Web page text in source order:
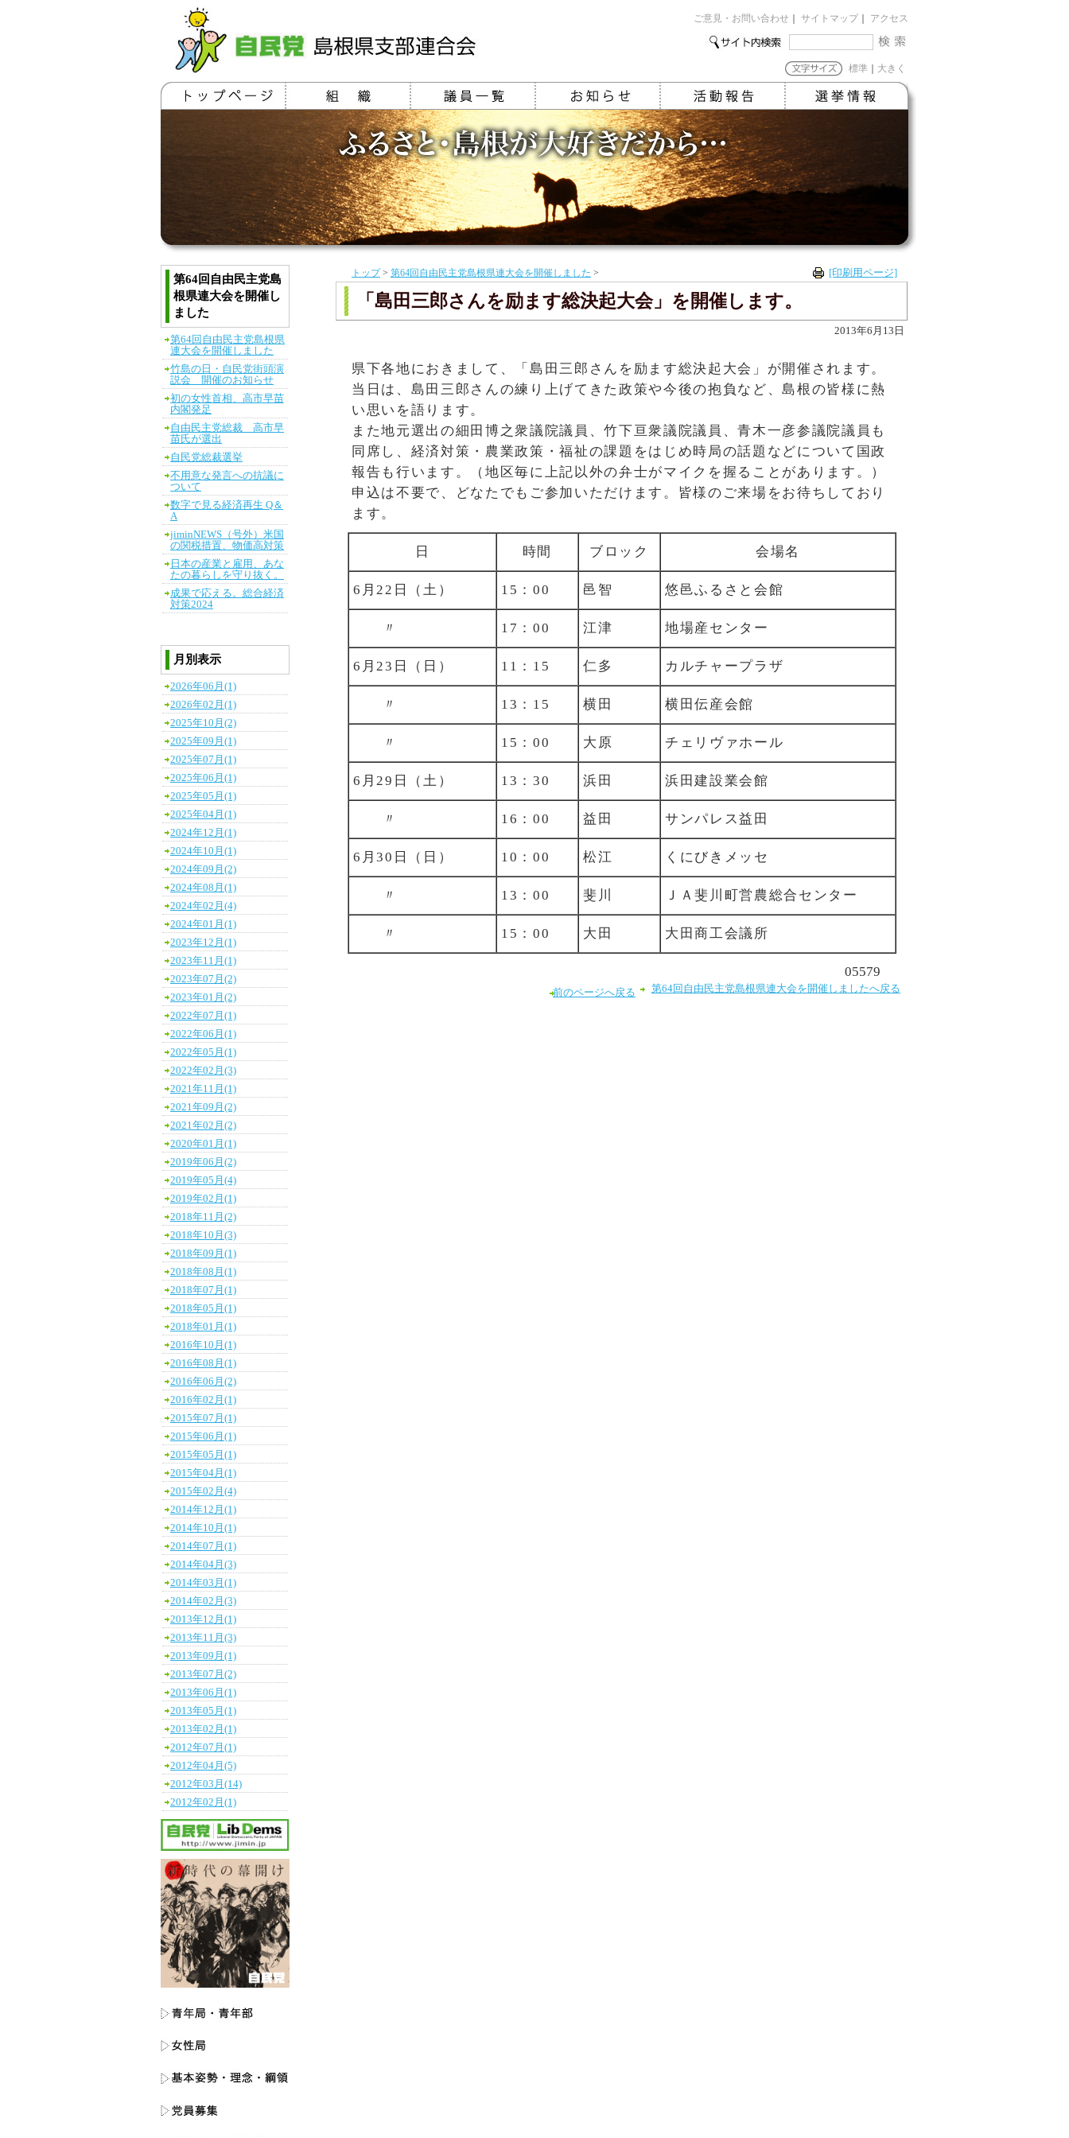
ご意見・お問い合わせ サイトマップ アクセス
標準 大きく
[印刷用ページ]
トップ> 第64回自由民主党島根県連大会を開催しました >
「島田三郎さんを励ます総決起大会」を開催します。
2013年6月13日
県下各地におきまして、「島田三郎さんを励ます総決起大会」が開催されます。
当日は、島田三郎さんの練り上げてきた政策や今後の抱負など、島根の皆様に熱
い思いを語ります。
また地元選出の細田博之衆議院議員、竹下亘衆議院議員、青木一彦参議院議員も
同席し、経済対策・農業政策・福祉の課題をはじめ時局の話題などについて国政
報告も行います。（地区毎に上記以外の弁士がマイクを握ることがあります。）
申込は不要で、どなたでもご参加いただけます。皆様のご来場をお待ちしており
ます。
日 時間 ブロック 会場名
6月22日（土） 15：00 邑智 悠邑ふるさと会館
〃 17：00 江津 地場産センター
6月23日（日） 11：15 仁多 カルチャープラザ
〃 13：15 横田 横田伝産会館
〃 15：00 大原 チェリヴァホール
6月29日（土） 13：30 浜田 浜田建設業会館
〃 16：00 益田 サンパレス益田
6月30日（日） 10：00 松江 くにびきメッセ
〃 13：00 斐川 ＪＡ斐川町営農総合センター
〃 15：00 大田 大田商工会議所
05579
第64回自由民主党島根県連大会を開催しましたへ戻る
前のページへ戻る
第64回自由民主党島
根県連大会を開催し
ました
第64回自由民主党島根県
連大会を開催しました
竹島の日・自民党街頭演
説会 開催のお知らせ
初の女性首相、高市早苗
内閣発足
自由民主党総裁 高市早
苗氏が選出
自民党総裁選挙
不用意な発言への抗議に
ついて
数字で見る経済再生 Q＆
A
jiminNEWS（号外）米国
の関税措置、物価高対策
日本の産業と雇用、あな
たの暮らしを守り抜く。
成果で応える。総合経済
対策2024
月別表示
2026年06月(1)
2026年02月(1)
2025年10月(2)
2025年09月(1)
2025年07月(1)
2025年06月(1)
2025年05月(1)
2025年04月(1)
2024年12月(1)
2024年10月(1)
2024年09月(2)
2024年08月(1)
2024年02月(4)
2024年01月(1)
2023年12月(1)
2023年11月(1)
2023年07月(2)
2023年01月(2)
2022年07月(1)
2022年06月(1)
2022年05月(1)
2022年02月(3)
2021年11月(1)
2021年09月(2)
2021年02月(2)
2020年01月(1)
2019年06月(2)
2019年05月(4)
2019年02月(1)
2018年11月(2)
2018年10月(3)
2018年09月(1)
2018年08月(1)
2018年07月(1)
2018年05月(1)
2018年01月(1)
2016年10月(1)
2016年08月(1)
2016年06月(2)
2016年02月(1)
2015年07月(1)
2015年06月(1)
2015年05月(1)
2015年04月(1)
2015年02月(4)
2014年12月(1)
2014年10月(1)
2014年07月(1)
2014年04月(3)
2014年03月(1)
2014年02月(3)
2013年12月(1)
2013年11月(3)
2013年09月(1)
2013年07月(2)
2013年06月(1)
2013年05月(1)
2013年02月(1)
2012年07月(1)
2012年04月(5)
2012年03月(14)
2012年02月(1)